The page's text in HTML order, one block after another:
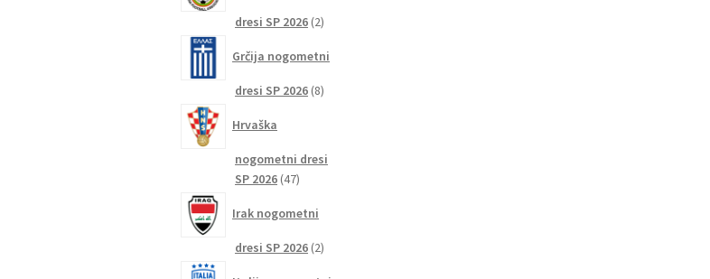
dresi SP 2026 22
Grčija nogometni
dresi SP 2026 88
Hrvaška
nogometni dresi
SP 2026 4747
Irak nogometni
dresi SP 2026 22